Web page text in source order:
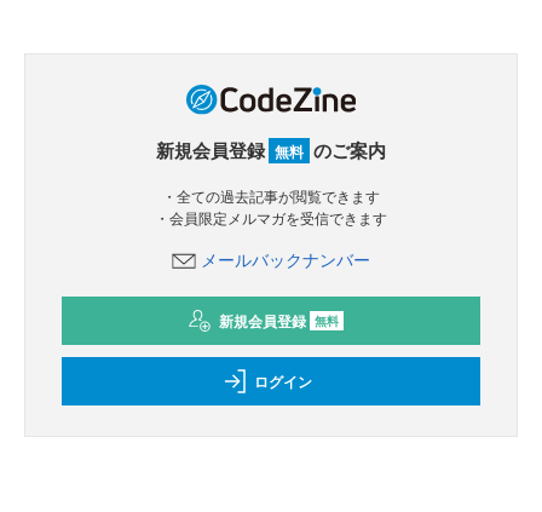
新規会員登録 無料 のご案内
・全ての過去記事が閲覧できます
・会員限定メルマガを受信できます
メールバックナンバー
新規会員登録 無料
ログイン